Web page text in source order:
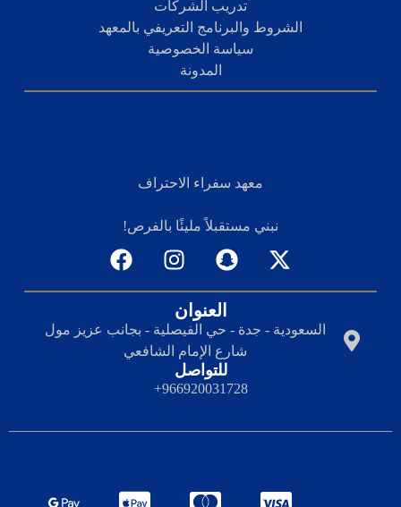
تدريب الشركات
الشروط والبرنامج التعريفي بالمعهد
سياسة الخصوصية
المدونة
معهد سفراء الاحتراف
نبني مستقبلاً مليئًا بالفرص!
العنوان
السعودية - جدة - حي الفيصلية - بجانب عزيز مول
شارع الإمام الشافعي
للتواصل
966920031728+